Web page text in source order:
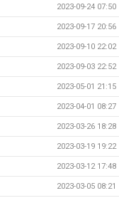
2023-09-24 07:50
2023-09-17 20:56
2023-09-10 22:02
2023-09-03 22:52
2023-05-01 21:15
2023-04-01 08:27
2023-03-26 18:28
2023-03-19 19:22
2023-03-12 17:48
2023-03-05 08:21